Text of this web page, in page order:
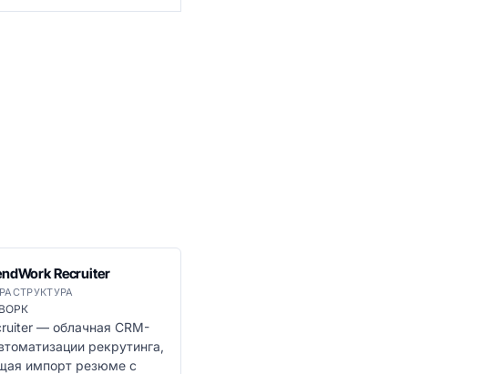
Recruiter
— облачная CRM-
рекрутинга,
импорт резюме с